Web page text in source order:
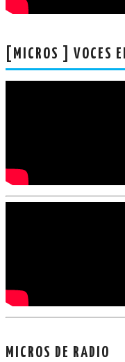
[MICROS ] VOCES
MICROS DE RADIO